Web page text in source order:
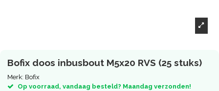
Bofix doos inbusbout M5x20 RVS (25 stuks)
Merk: Bofix
Op voorraad, vandaag besteld? Maandag verzonden!